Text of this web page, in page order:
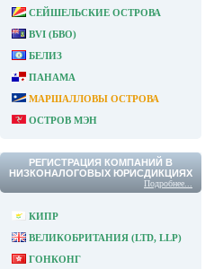
СЕЙШЕЛЬСКИЕ ОСТРОВА
BVI (БВО)
БЕЛИЗ
ПАНАМА
МАРШАЛЛОВЫ ОСТРОВА
ОСТРОВ МЭН
РЕГИСТРАЦИЯ КОМПАНИЙ В
НИЗКОНАЛОГОВЫХ ЮРИСДИКЦИЯХ
Подробнее...
КИПР
ВЕЛИКОБРИТАНИЯ (LTD, LLP)
ГОНКОНГ